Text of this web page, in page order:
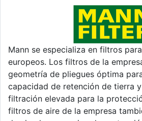
Mann se especializa en filtros
europeos. Los filtros de la
geometría de pliegues óptima
capacidad de retención de tierra
filtración elevada para la
filtros de aire de la empresa